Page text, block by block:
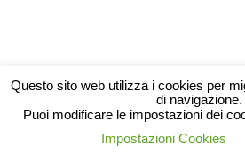
Questo sito web utilizza i cookies per
di navigazione.
Puoi modificare le impostazioni dei
Impostazioni Cookies